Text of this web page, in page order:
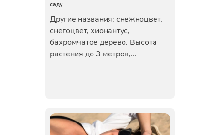
саду
Другие названия: снежноцвет,
снегоцвет, хионантус,
бахромчатое дерево. Высота
растения до 3 метров,...